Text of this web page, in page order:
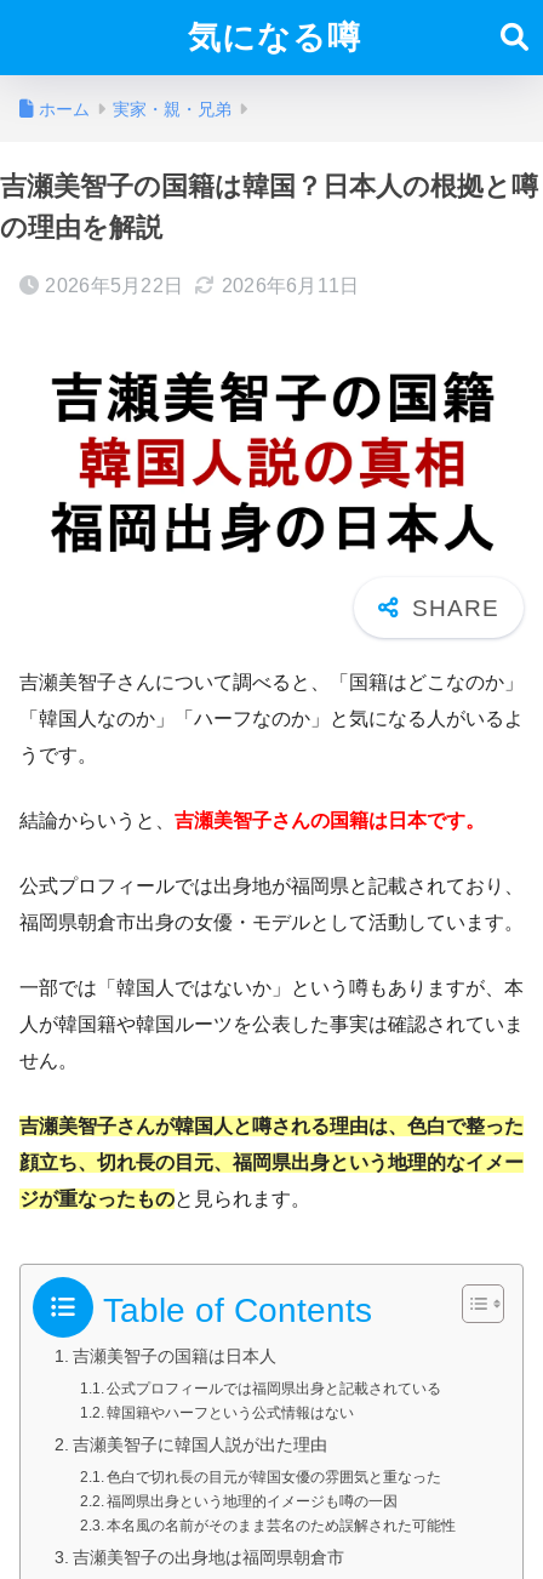
気になる噂
ホーム 実家・親・兄弟
吉瀬美智子の国籍は韓国？日本人の根拠と噂
の理由を解説
2026年5月22日 2026年6月11日
吉瀬美智子さんについて調べると、「国籍はどこなのか」
「韓国人なのか」「ハーフなのか」と気になる人がいるよ
うです。
結論からいうと、 吉瀬美智子さんの国籍は日本です。
公式プロフィールでは出身地が福岡県と記載されており、
福岡県朝倉市出身の女優・モデルとして活動しています。
一部では「韓国人ではないか」という噂もありますが、本
人が韓国籍や韓国ルーツを公表した事実は確認されていま
せん。
吉瀬美智子さんが韓国人と噂される理由は、色白で整った
顔立ち、切れ長の目元、福岡県出身という地理的なイメー
ジが重なったものと見られます。
Table of Contents
吉瀬美智子の国籍は日本人
公式プロフィールでは福岡県出身と記載されている
韓国籍やハーフという公式情報はない
吉瀬美智子に韓国人説が出た理由
色白で切れ長の目元が韓国女優の雰囲気と重なった
福岡県出身という地理的イメージも噂の一因
本名風の名前がそのまま芸名のため誤解された可能性
吉瀬美智子の出身地は福岡県朝倉市